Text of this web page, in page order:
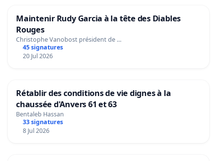
Maintenir Rudy Garcia à la tête des Diables
Rouges
Christophe Vanobost président de …
45 signatures
20 Jul 2026
Rétablir des conditions de vie dignes à la
chaussée d'Anvers 61 et 63
Bentaleb Hassan
33 signatures
8 Jul 2026